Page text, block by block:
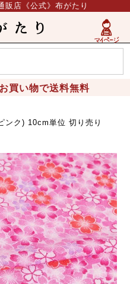
販店《公式》布がたり
買い物で送料無料
ンク) 10cm単位 切り売り